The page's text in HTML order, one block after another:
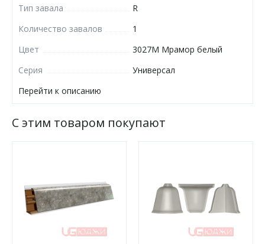
Тип завала
R
Количество завалов
1
Цвет
3027М Мрамор белый
Серия
Универсал
Перейти к описанию
С этим товаром покупают